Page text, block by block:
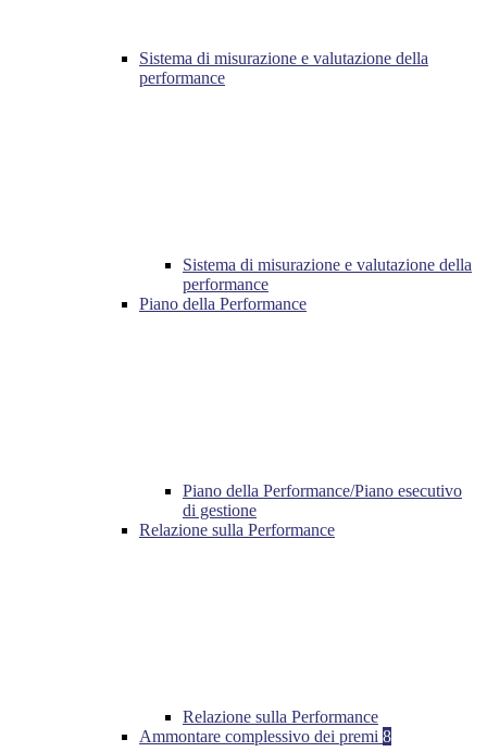
Sistema di misurazione e valutazione della
performance
Sistema di misurazione e valutazione della
performance
Piano della Performance
Piano della Performance/Piano esecutivo
di gestione
Relazione sulla Performance
Relazione sulla Performance
Ammontare complessivo dei premi 8